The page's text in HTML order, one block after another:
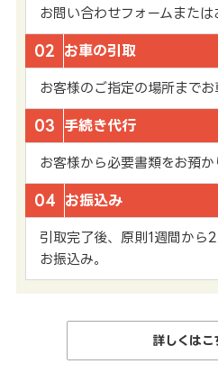
お問い合わせフォームまたは
02 お車の引取
お客様のご指定の場所までお
03 手続き代行
お客様から必要書類をお預か
04 お振込み
引取完了後、原則1週間から
お振込み。
詳しくはこ